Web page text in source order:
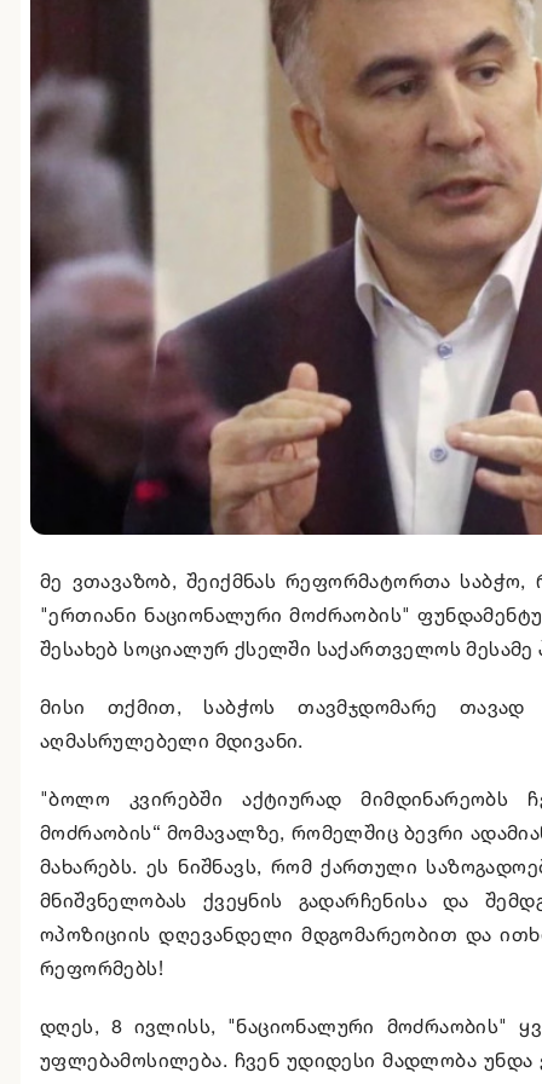
მე ვთავაზობ, შეიქმნას რეფორმატორთა საბჭო,
"ერთიანი ნაციონალური მოძრაობის"
შესახებ სოციალურ ქსელში საქართველოს
მისი თქმით, საბჭოს თავმჯდომარე თავად
აღმასრულებელი მდივანი.
"ბოლო კვირებში აქტიურად მიმდინარეობს
მოძრაობის“ მომავალზე, რომელშიც ბევრი
მახარებს. ეს ნიშნავს, რომ ქართული
მნიშვნელობას ქვეყნის გადარჩენისა და
ოპოზიციის დღევანდელი მდგომარეობით და
რეფორმებს!
დღეს, 8 ივლისს, "ნაციონალური მოძრაობის"
უფლებამოსილება. ჩვენ უდიდესი მადლობა